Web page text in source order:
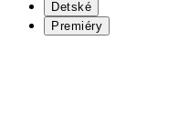
Detské
Premiéry